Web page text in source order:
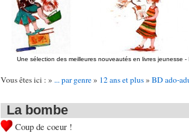
Une sélection des meilleures nouveautés en livres jeunesse -
Vous êtes ici : » ... par genre» 12 ans et plus» BD ado-
La bombe
Coup de coeur !